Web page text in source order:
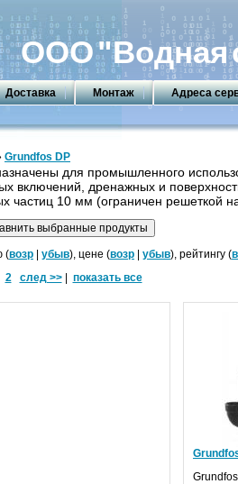
ООО"Водная
Доставка Монтаж Адреса
Grundfos DP
для промышленного
включений, дренажных и
частиц 10 мм (ограничен решеткой
(возр убыв), цене (возр убыв), рейтингу (
2 след >>| показать все
Grundfos